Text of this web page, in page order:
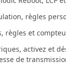
règles
règles et
activez et
de